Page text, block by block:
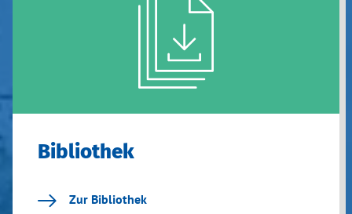
Bibliothek
Zur Bibliothek